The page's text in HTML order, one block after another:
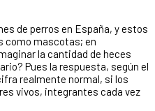
de perros en España, y estos
como mascotas; en
la cantidad de heces
Pues la respuesta, según el
realmente normal, si los
vivos, integrantes cada vez